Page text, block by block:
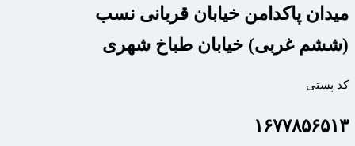
میدان پاکدامن خیابان قربانی نسب
(ششم غربی) خیابان طباخ شهری
کد پستی
۱۶۷۷۸۵۶۵۱۳